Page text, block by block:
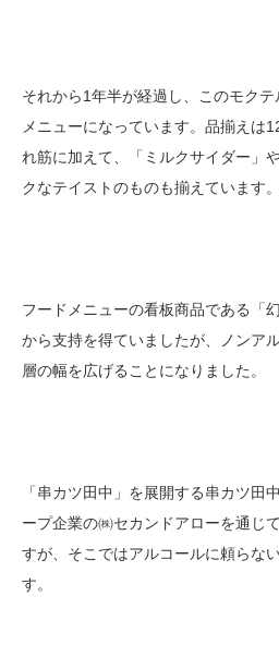
それから1年半が経過し、このモク
メニューになっています。品揃えは
れ筋に加えて、「ミルクサイダー」
クなテイストのものも揃えています。
フードメニューの看板商品である「
から支持を得ていましたが、ノンア
層の幅を広げることになりました。
「串カツ田中」を展開する串カツ田
ープ企業の㈱セカンドアローを通じ
すが、そこではアルコールに頼らな
す。